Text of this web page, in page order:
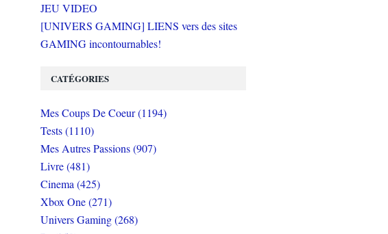
JEU VIDEO
[UNIVERS GAMING] LIENS vers des sites
GAMING incontournables!
CATÉGORIES
Mes Coups De Coeur (1194)
Tests (1110)
Mes Autres Passions (907)
Livre (481)
Cinema (425)
Xbox One (271)
Univers Gaming (268)